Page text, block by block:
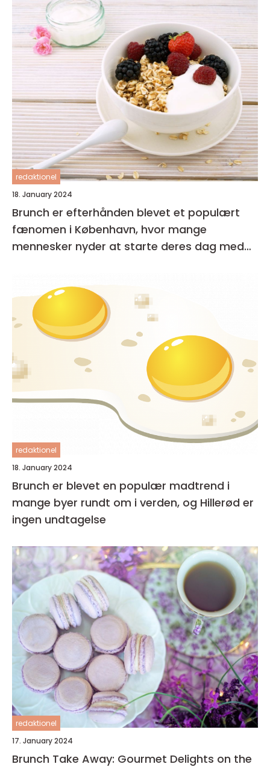
redaktionel
18. January 2024
Brunch er efterhånden blevet et populært
fænomen i København, hvor mange
mennesker nyder at starte deres dag med
redaktionel
18. January 2024
Brunch er blevet en populær madtrend i
mange byer rundt om i verden, og Hillerød er
ingen undtagelse
redaktionel
17. January 2024
Brunch Take Away: Gourmet Delights on the